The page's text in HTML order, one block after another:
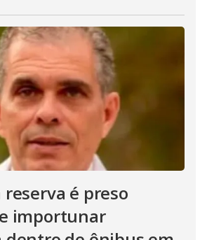
reserva é preso
importunar